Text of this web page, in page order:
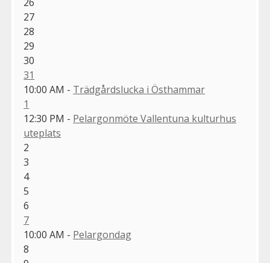
26
27
28
29
30
31
10:00 AM - Trädgårdslucka i Östhammar
1
12:30 PM - Pelargonmöte Vallentuna kulturhus
uteplats
2
3
4
5
6
7
10:00 AM - Pelargondag
8